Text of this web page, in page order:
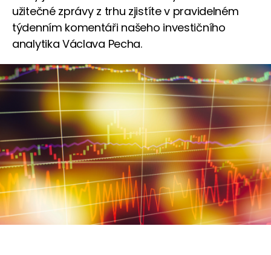
užitečné zprávy z trhu zjistíte v pravidelném
týdenním komentáři našeho investičního
analytika Václava Pecha.